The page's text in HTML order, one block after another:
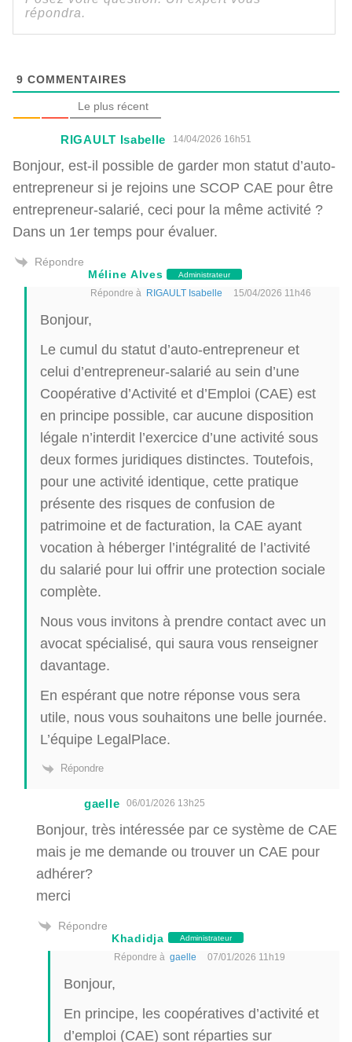
9 COMMENTAIRES
Le plus récent
RIGAULT Isabelle 14/04/2026 16h51
Bonjour, est-il possible de garder mon statut d’auto-
entrepreneur si je rejoins une SCOP CAE pour être
entrepreneur-salarié, ceci pour la même activité ?
Dans un 1er temps pour évaluer.
Répondre
Méline Alves
Administrateur
Répondre à RIGAULT Isabelle 15/04/2026 11h46
Bonjour,
Le cumul du statut d’auto-entrepreneur et
celui d’entrepreneur-salarié au sein d’une
Coopérative d’Activité et d’Emploi (CAE) est
en principe possible, car aucune disposition
légale n’interdit l’exercice d’une activité sous
deux formes juridiques distinctes. Toutefois,
pour une activité identique, cette pratique
présente des risques de confusion de
patrimoine et de facturation, la CAE ayant
vocation à héberger l’intégralité de l’activité
du salarié pour lui offrir une protection sociale
complète.
Nous vous invitons à prendre contact avec un
avocat spécialisé, qui saura vous renseigner
davantage.
En espérant que notre réponse vous sera
utile, nous vous souhaitons une belle journée.
L’équipe LegalPlace.
Répondre
gaelle 06/01/2026 13h25
Bonjour, très intéressée par ce système de CAE
mais je me demande ou trouver un CAE pour
adhérer?
merci
Répondre
Khadidja
Administrateur
Répondre à gaelle 07/01/2026 11h19
Bonjour,
En principe, les coopératives d’activité et
d’emploi (CAE) sont réparties sur